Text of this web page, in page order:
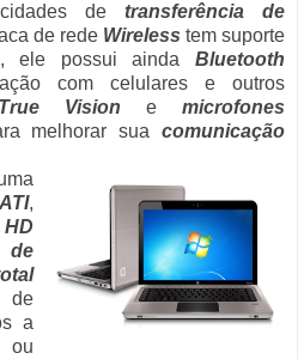
de transferência de
de rede Wireless tem suporte
, ele possui aindaBluetooth
com celulares e outros
Vision e microfones
melhorar sua comunicação
,
de
de
a